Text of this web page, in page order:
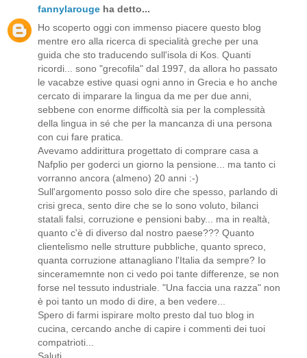
fannylarouge ha detto...
Ho scoperto oggi con immenso piacere questo blog
mentre ero alla ricerca di specialità greche per una
guida che sto traducendo sull'isola di Kos. Quanti
ricordi... sono "grecofila" dal 1997, da allora ho passato
le vacabze estive quasi ogni anno in Grecia e ho anche
cercato di imparare la lingua da me per due anni,
sebbene con enorme difficoltà sia per la complessità
della lingua in sé che per la mancanza di una persona
con cui fare pratica.
Avevamo addirittura progettato di comprare casa a
Nafplio per goderci un giorno la pensione... ma tanto ci
vorranno ancora (almeno) 20 anni :-)
Sull'argomento posso solo dire che spesso, parlando di
crisi greca, sento dire che se lo sono voluto, bilanci
statali falsi, corruzione e pensioni baby... ma in realtà,
quanto c'è di diverso dal nostro paese??? Quanto
clientelismo nelle strutture pubbliche, quanto spreco,
quanta corruzione attanagliano l'Italia da sempre? Io
sinceramemnte non ci vedo poi tante differenze, se non
forse nel tessuto industriale. "Una faccia una razza" non
è poi tanto un modo di dire, a ben vedere...
Spero di farmi ispirare molto presto dal tuo blog in
cucina, cercando anche di capire i commenti dei tuoi
compatrioti...